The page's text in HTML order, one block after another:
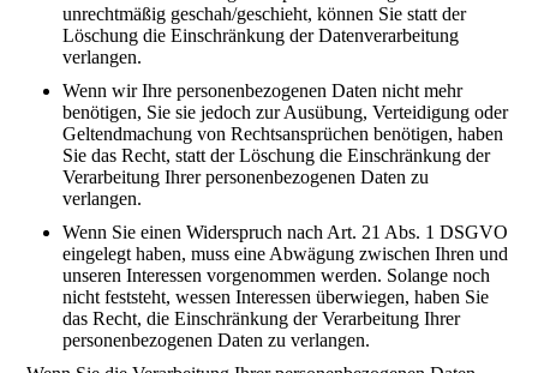
unrechtmäßig geschah/geschieht, können Sie statt der
Löschung die Einschränkung der Datenverarbeitung
verlangen.
Wenn wir Ihre personenbezogenen Daten nicht mehr
benötigen, Sie sie jedoch zur Ausübung, Verteidigung oder
Geltendmachung von Rechtsansprüchen benötigen, haben
Sie das Recht, statt der Löschung die Einschränkung der
Verarbeitung Ihrer personenbezogenen Daten zu
verlangen.
Wenn Sie einen Widerspruch nach Art. 21 Abs. 1 DSGVO
eingelegt haben, muss eine Abwägung zwischen Ihren und
unseren Interessen vorgenommen werden. Solange noch
nicht feststeht, wessen Interessen überwiegen, haben Sie
das Recht, die Einschränkung der Verarbeitung Ihrer
personenbezogenen Daten zu verlangen.